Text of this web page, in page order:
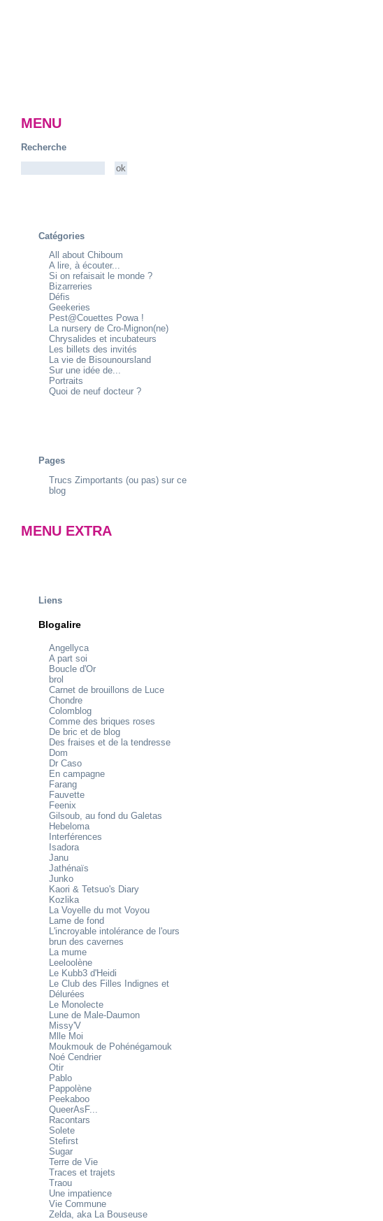
MENU
Recherche
Catégories
All about Chiboum
A lire, à écouter...
Si on refaisait le monde ?
Bizarreries
Défis
Geekeries
Pest@Couettes Powa !
La nursery de Cro-Mignon(ne)
Chrysalides et incubateurs
Les billets des invités
La vie de Bisounoursland
Sur une idée de...
Portraits
Quoi de neuf docteur ?
Pages
Trucs Zimportants (ou pas) sur ce
blog
MENU EXTRA
Liens
Blogalire
Angellyca
A part soi
Boucle d'Or
brol
Carnet de brouillons de Luce
Chondre
Colomblog
Comme des briques roses
De bric et de blog
Des fraises et de la tendresse
Dom
Dr Caso
En campagne
Farang
Fauvette
Feenix
Gilsoub, au fond du Galetas
Hebeloma
Interférences
Isadora
Janu
Jathénaïs
Junko
Kaori & Tetsuo's Diary
Kozlika
La Voyelle du mot Voyou
Lame de fond
L'incroyable intolérance de l'ours
brun des cavernes
La mume
Leeloolène
Le Kubb3 d'Heidi
Le Club des Filles Indignes et
Délurées
Le Monolecte
Lune de Male-Daumon
Missy'V
Mlle Moi
Moukmouk de Pohénégamouk
Noé Cendrier
Otir
Pablo
Pappolène
Peekaboo
QueerAsF...
Racontars
Solete
Stefirst
Sugar
Terre de Vie
Traces et trajets
Traou
Une impatience
Vie Commune
Zelda, aka La Bouseuse